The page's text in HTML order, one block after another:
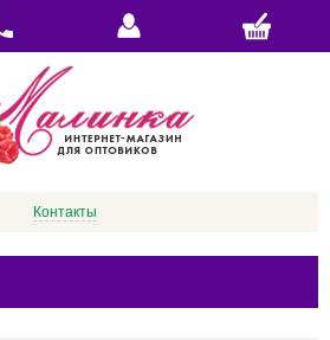
Контакты